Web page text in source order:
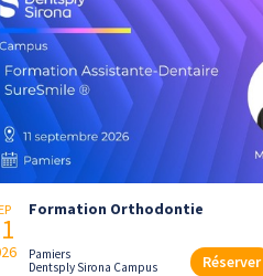
Formation Orthodontie
Pamiers
Dentsply Sirona Campus
Réserver